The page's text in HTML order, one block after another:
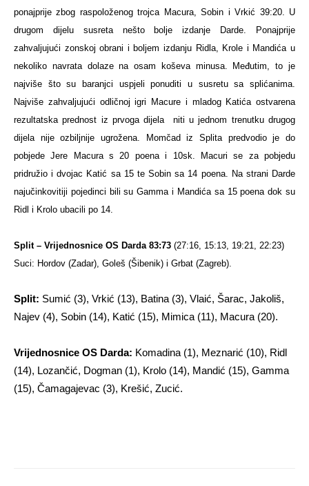
ponajprije zbog raspoloženog trojca Macura, Sobin i Vrkić 39:20. U
drugom dijelu susreta nešto bolje izdanje Darde. Ponajprije
zahvaljujući zonskoj obrani i boljem izdanju Ridla, Krole i Mandića u
nekoliko navrata dolaze na osam koševa minusa. Međutim, to je
najviše što su baranjci uspjeli ponuditi u susretu sa splićanima.
Najviše zahvaljujući odličnoj igri Macure i mladog Katića ostvarena
rezultatska prednost iz prvoga dijela
niti u jednom trenutku drugog
dijela nije ozbiljnije ugrožena.
Momčad iz Splita predvodio je do
pobjede Jere Macura s 20 poena i 10sk. Macuri se za pobjedu
pridružio i dvojac Katić sa 15 te Sobin sa 14 poena. Na strani Darde
najučinkovitiji pojedinci bili su Gamma i Mandića sa 15 poena dok su
Ridl i Krolo ubacili po 14.
Split – Vrijednosnice OS Darda 83:73 (27:16, 15:13, 19:21, 22:23)
Suci: Hordov (Zadar), Goleš (Šibenik) i Grbat (Zagreb).
Split: Sumić (3), Vrkić (13), Batina (3), Vlaić, Šarac, Jakoliš,
Najev (4), Sobin (14), Katić (15), Mimica (11), Macura (20).
Vrijednosnice OS Darda: Komadina (1), Meznarić (10), Ridl
(14), Lozančić, Dogman (1), Krolo (14), Mandić (15), Gamma
(15), Čamagajevac (3), Krešić, Zucić.